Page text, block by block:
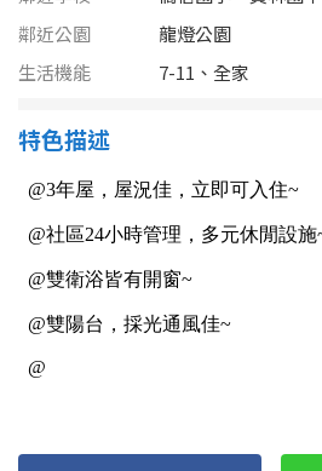
屏東縣
台東縣
金門連江
樓層
1樓
3樓
鄰近公園
龍燈公園
生活機能
7-11、全家
特色描述